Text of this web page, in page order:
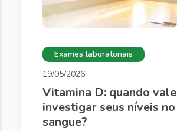
19/05/2026
Vitamina D: quando vale
investigar seus níveis no
sangue?
Exames laboratoriais